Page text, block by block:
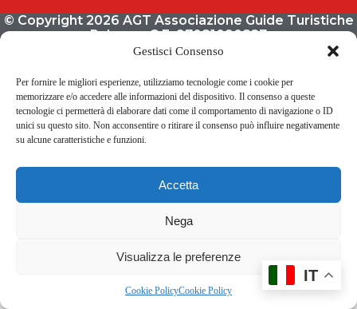
Gestisci Consenso
Per fornire le migliori esperienze, utilizziamo tecnologie come i cookie per
memorizzare e/o accedere alle informazioni del dispositivo. Il consenso a queste
tecnologie ci permetterà di elaborare dati come il comportamento di navigazione o ID
unici su questo sito. Non acconsentire o ritirare il consenso può influire negativamente
su alcune caratteristiche e funzioni.
Accetta
Nega
Visualizza le preferenze
Cookie PolicyCookie Policy
© Copyright 2026 AGT Associazione Guide Turistiche
Palermo C.F. 97081090827
IT